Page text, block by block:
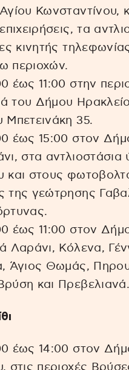
Κωνσταντίνου,
τα
κινητής
περιοχών.
έως 11:00 στην
του Δήμου
Μπετεινάκη 35.
έως 15:00 στον
στα αντλιοστάσια
και στους
της γεώτρησης
έως 11:00 στον
Λαράνι, Κόλενα,
Άγιος Θωμάς,
και Πρεβελιανά.
έως 14:00 στον
στις περιοχές